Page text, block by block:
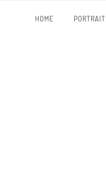
HOME PORTRAIT